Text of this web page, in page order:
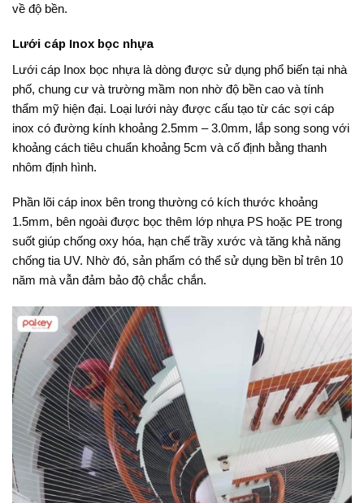
về độ bền.
Lưới cáp Inox bọc nhựa
Lưới cáp Inox bọc nhựa là dòng được sử dụng phổ biến tại nhà
phố, chung cư và trường mầm non nhờ độ bền cao và tính
thẩm mỹ hiện đại. Loại lưới này được cấu tạo từ các sợi cáp
inox có đường kính khoảng 2.5mm – 3.0mm, lắp song song với
khoảng cách tiêu chuẩn khoảng 5cm và cố định bằng thanh
nhôm định hình.
Phần lõi cáp inox bên trong thường có kích thước khoảng
1.5mm, bên ngoài được bọc thêm lớp nhựa PS hoặc PE trong
suốt giúp chống oxy hóa, hạn chế trầy xước và tăng khả năng
chống tia UV. Nhờ đó, sản phẩm có thể sử dụng bền bỉ trên 10
năm mà vẫn đảm bảo độ chắc chắn.